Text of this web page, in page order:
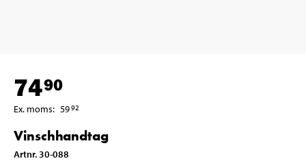
7490
Ex. moms: 5992
Vinschhandtag
Artnr. 30-088